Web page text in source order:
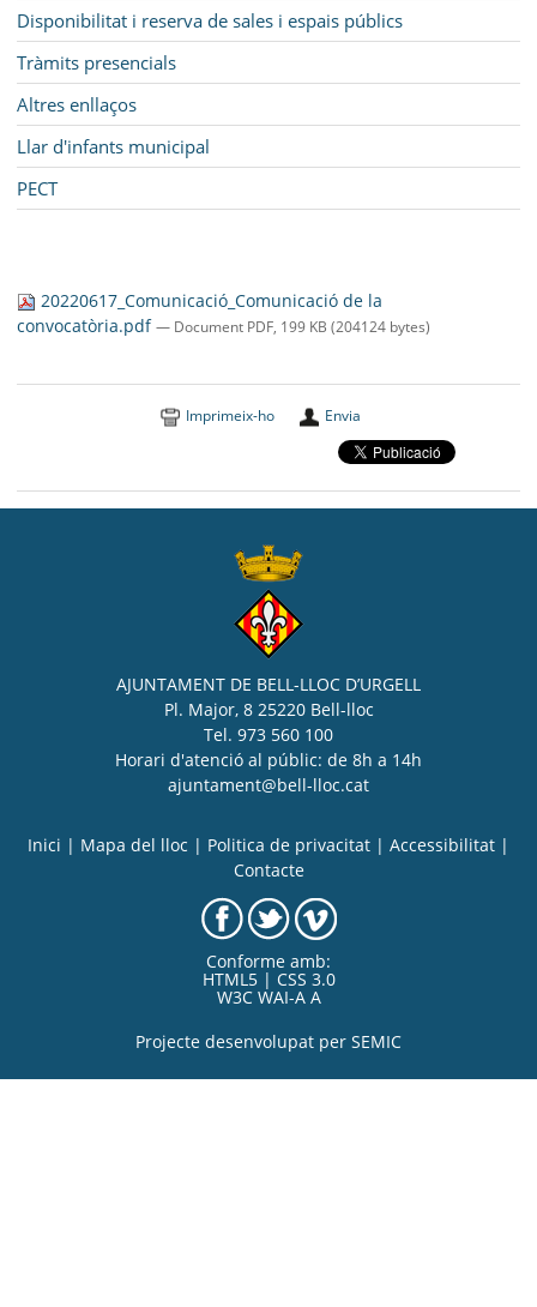
Disponibilitat i reserva de sales i espais públics
Tràmits presencials
Altres enllaços
Llar d'infants municipal
PECT
20220617_Comunicació_Comunicació de la
convocatòria.pdf— Document PDF, 199 KB (204124 bytes)
Imprimeix-ho Envia
AJUNTAMENT DE BELL-LLOC D’URGELL
Pl. Major, 8 25220 Bell-lloc
Tel. 973 560 100
Horari d'atenció al públic: de 8h a 14h
ajuntament@bell-lloc.cat
Inici Mapa del lloc Politica de privacitat Accessibilitat
Contacte
Conforme amb:
HTML5 | CSS 3.0
W3C WAI-A A
Projecte desenvolupat per SEMIC